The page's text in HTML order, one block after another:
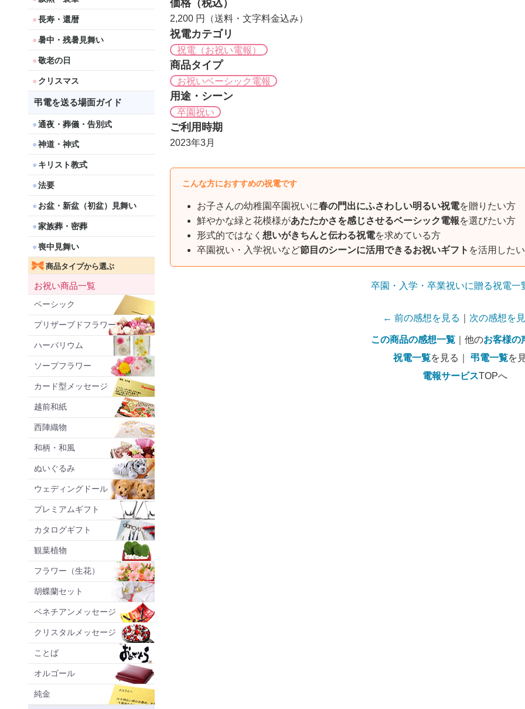
長寿・還暦
暑中・残暑見舞い
敬老の日
クリスマス
弔電を送る場面ガイド
通夜・葬儀・告別式
神道・神式
キリスト教式
法要
お盆・新盆（初盆）見舞い
家族葬・密葬
喪中見舞い
商品タイプから選ぶ
お祝い商品一覧
ベーシック
プリザーブドフラワー
ハーバリウム
ソープフラワー
カード型メッセージ
越前和紙
西陣織物
和柄・和風
ぬいぐるみ
ウェディングドール
プレミアムギフト
カタログギフト
観葉植物
フラワー（生花）
胡蝶蘭セット
ベネチアンメッセージ
クリスタルメッセージ
ことば
オルゴール
純金
価格（税込）
2,200 円（送料・文字料金込み）
祝電カテゴリ
祝電（お祝い電報）
商品タイプ
お祝いベーシック電報
用途・シーン
卒園祝い
ご利用時期
2023年3月
こんな方におすすめの祝電です
お子さんの幼稚園卒園祝いに春の門出にふさわしい明るい祝電を贈りたい方
鮮やかな緑と花模様があたたかさを感じさせるベーシック電報を選びたい方
形式的ではなく 想いがきちんと伝わる祝電を求めている方
卒園祝い・入学祝いなど節目のシーンに活用できるお祝いギフト を活用した
卒園・入学・卒業祝いに贈る祝電一
← 前の感想を見る 次の感想を
この商品の感想一覧 ｜他のお客様の
祝電一覧を見る｜ 弔電一覧を
電報サービスTOPへ